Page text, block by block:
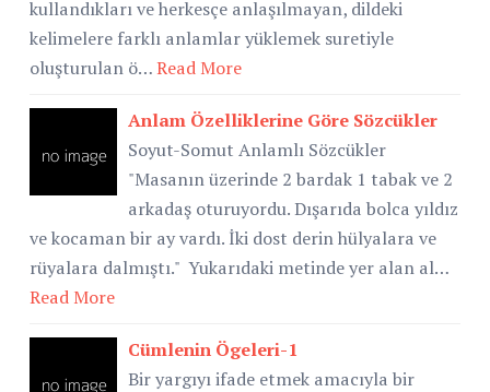
kullandıkları ve herkesçe anlaşılmayan, dildeki
kelimelere farklı anlamlar yüklemek suretiyle
oluşturulan ö…Read More
Anlam Özelliklerine Göre Sözcükler
Soyut-Somut Anlamlı Sözcükler
"Masanın üzerinde 2 bardak 1 tabak ve 2
arkadaş oturuyordu. Dışarıda bolca yıldız
ve kocaman bir ay vardı. İki dost derin hülyalara ve
rüyalara dalmıştı." Yukarıdaki metinde yer alan al…
Read More
Cümlenin Ögeleri-1
Bir yargıyı ifade etmek amacıyla bir